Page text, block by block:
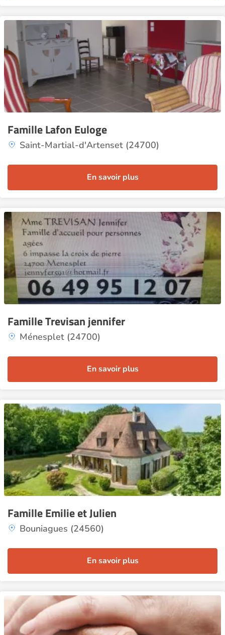
Famille Lafon Euloge
Saint-Martial-d'Artenset (24700)
En savoir plus
Famille Trevisan jennifer
Ménesplet (24700)
En savoir plus
Famille Emilie et Julien
Bouniagues (24560)
En savoir plus